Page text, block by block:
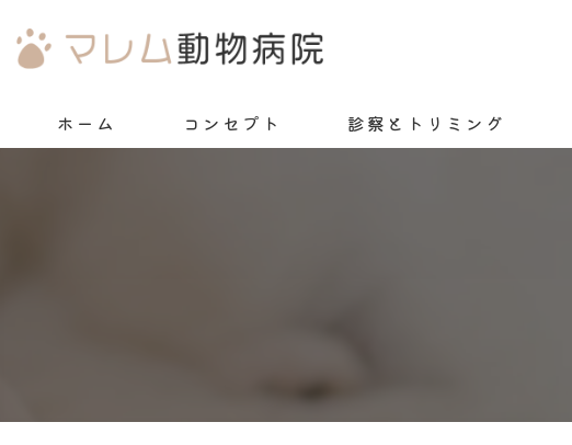
ホーム コンセプト 診察とトリミング